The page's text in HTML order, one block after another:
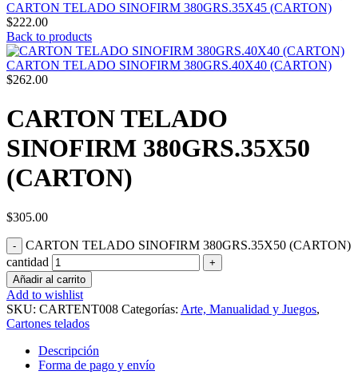
CARTON TELADO SINOFIRM 380GRS.35X45 (CARTON)
$222.00
Back to products
CARTON TELADO SINOFIRM 380GRS.40X40 (CARTON)
$262.00
CARTON TELADO
SINOFIRM 380GRS.35X50
(CARTON)
$305.00
CARTON TELADO SINOFIRM 380GRS.35X50 (CARTON)
cantidad
Añadir al carrito
Add to wishlist
SKU: CARTENT008 Categorías: Arte, Manualidad y Juegos,
Cartones telados
Descripción
Forma de pago y envío